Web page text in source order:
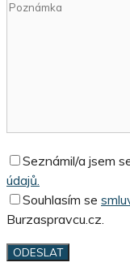
Seznámil/a jsem
údajů.
Souhlasím se
Burzaspravcu.cz.